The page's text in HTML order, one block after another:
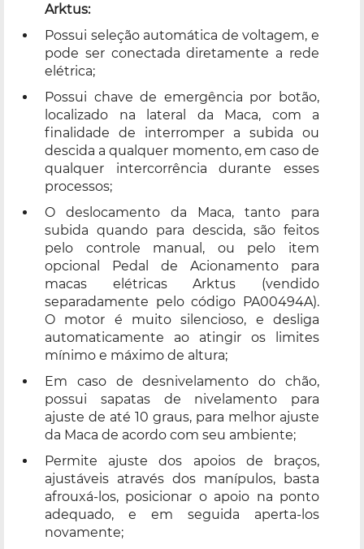
Arktus:
Possui seleção automática de voltagem, e
pode ser conectada diretamente a rede
elétrica;
Possui chave de emergência por botão,
localizado na lateral da Maca, com a
finalidade de interromper a subida ou
descida a qualquer momento, em caso de
qualquer intercorrência durante esses
processos;
O deslocamento da Maca, tanto para
subida quando para descida, são feitos
pelo controle manual, ou pelo item
opcional Pedal de Acionamento para
macas elétricas Arktus (vendido
separadamente pelo código PA00494A).
O motor é muito silencioso, e desliga
automaticamente ao atingir os limites
mínimo e máximo de altura;
Em caso de desnivelamento do chão,
possui sapatas de nivelamento para
ajuste de até 10 graus, para melhor ajuste
da Maca de acordo com seu ambiente;
Permite ajuste dos apoios de braços,
ajustáveis através dos manípulos, basta
afrouxá-los, posicionar o apoio na ponto
adequado, e em seguida aperta-los
novamente;